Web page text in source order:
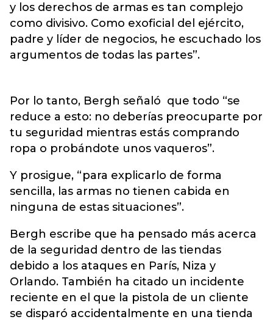
y los derechos de armas es tan complejo
como divisivo. Como exoficial del ejército,
padre y líder de negocios, he escuchado los
argumentos de todas las partes”.
Por lo tanto, Bergh señaló que todo “se
reduce a esto: no deberías preocuparte por
tu seguridad mientras estás comprando
ropa o probándote unos vaqueros”.
Y prosigue, “para explicarlo de forma
sencilla, las armas no tienen cabida en
ninguna de estas situaciones”.
Bergh escribe que ha pensado más acerca
de la seguridad dentro de las tiendas
debido a los ataques en París, Niza y
Orlando. También ha citado un incidente
reciente en el que la pistola de un cliente
se disparó accidentalmente en una tienda